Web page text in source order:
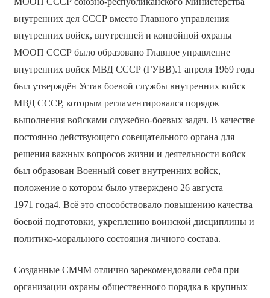
внутренних дел СССР вместо Главного управления
внутренних войск, внутренней и конвойной охраны
МООП СССР было образовано Главное управление
внутренних войск МВД СССР (ГУВВ).1 апреля 1969 года
был утверждён Устав боевой службы внутренних войск
МВД СССР, которым регламентировался порядок
выполнения войсками служебно-боевых задач. В качестве
постоянно действующего совещательного органа для
решения важных вопросов жизни и деятельности войск
был образован Военный совет внутренних войск,
положение о котором было утверждено 26 августа
1971 года4. Всё это способствовало повышению качества
боевой подготовки, укреплению воинской дисциплины и
политико-морального состояния личного состава.
Созданные СМЧМ отлично зарекомендовали себя при
организации охраны общественного порядка в крупных